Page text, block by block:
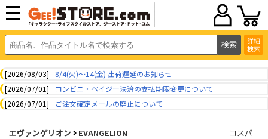
詳細
検索
[2026/08/03]
8/4(火)～14(金) 出荷遅延のお知らせ
[2026/07/01]
コンビニ・ペイジー決済の支払期限変更について
[2026/07/01]
ご注文確定メールの廃止について
エヴァンゲリオン EVANGELION コスパ